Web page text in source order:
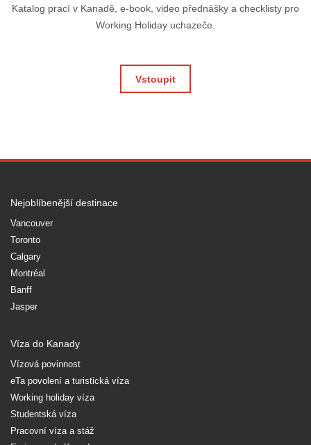
Katalog prací v Kanadě, e-book, video přednášky a checklisty pro
Working Holiday uchazeče.
Vstoupit
Nejoblíbenější destinace
Vancouver
Toronto
Calgary
Montréal
Banff
Jasper
Víza do Kanady
Vízová povinnost
eTa povolení a turistická víza
Working holiday víza
Studentská víza
Pracovní víza a stáž